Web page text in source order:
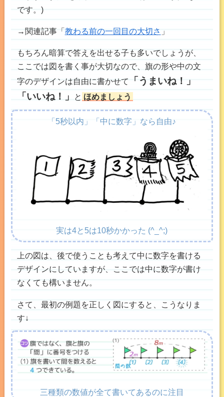
です。)
→関連記事「教わる前の一回目の大切さ 」
もちろん暗算で答えを出せる子も多いでしょうが、
ここでは図を書く事が大切なので、旗の形や中の文
字のデザインは自由に書かせて
「うまいね！」
「いいね！」
と ほめましょう
「5秒以内」「中に数字」なら自由♪
実は4と5は10秒かかった (^_^;)
上の図は、後で使うことも考えて中に数字を書ける
デザインにしていますが、ここでは中に数字が書け
なくても構いません。
さて、最初の例題を正しく図にすると、こうなりま
す↓
三種類の数値が全て書いてあるのに注目